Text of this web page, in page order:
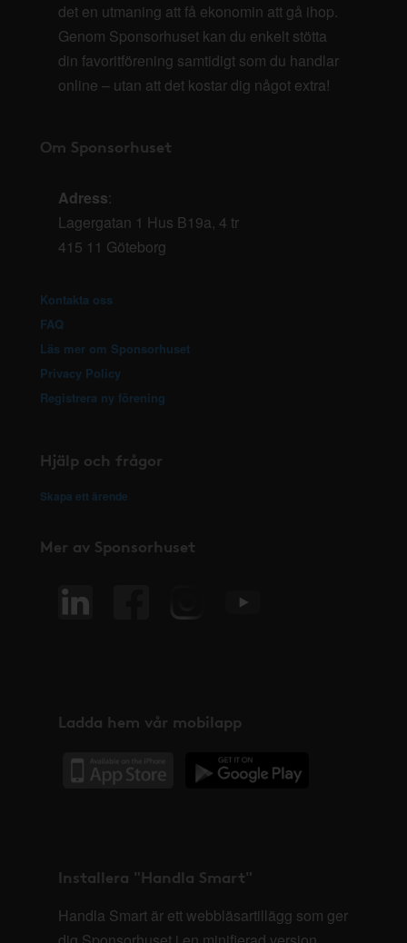
det en utmaning att få ekonomin att gå ihop.
Genom Sponsorhuset kan du enkelt stötta
din favoritförening samtidigt som du handlar
online – utan att det kostar dig något extra!
Om Sponsorhuset
Adress:
Lagergatan 1 Hus B19a, 4 tr
415 11 Göteborg
Kontakta oss
FAQ
Läs mer om Sponsorhuset
Privacy Policy
Registrera ny förening
Hjälp och frågor
Skapa ett ärende
Mer av Sponsorhuset
Ladda hem vår mobilapp
Installera "Handla Smart"
Handla Smart är ett webbläsartillägg som ger